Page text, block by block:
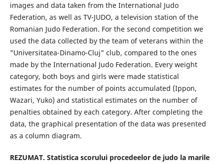
images and data taken from the International Judo
Federation, as well as TV-JUDO, a television station of the
Romanian Judo Federation. For the second competition we
used the data collected by the team of veterans within the
"Universitatea-Dinamo-Cluj" club, compared to the ones
made by the International Judo Federation. Every weight
category, both boys and girls were made statistical
estimates for the number of points accumulated (Ippon,
Wazari, Yuko) and statistical estimates on the number of
penalties obtained by each category. After completing the
data, the graphical presentation of the data was presented
as a column diagram.
REZUMAT. Statistica scorului procedeelor de judo la marile